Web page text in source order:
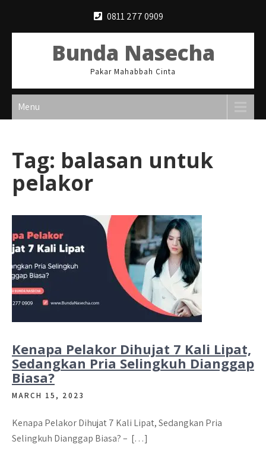
0811 277 0909
Bunda Nasecha
Pakar Mahabbah Cinta
Menu
Tag: balasan untuk
pelakor
Kenapa Pelakor Dihujat 7 Kali Lipat,
Sedangkan Pria Selingkuh Dianggap
Biasa?
MARCH 15, 2023
Kenapa Pelakor Dihujat 7 Kali Lipat, Sedangkan Pria
Selingkuh Dianggap Biasa? – […]